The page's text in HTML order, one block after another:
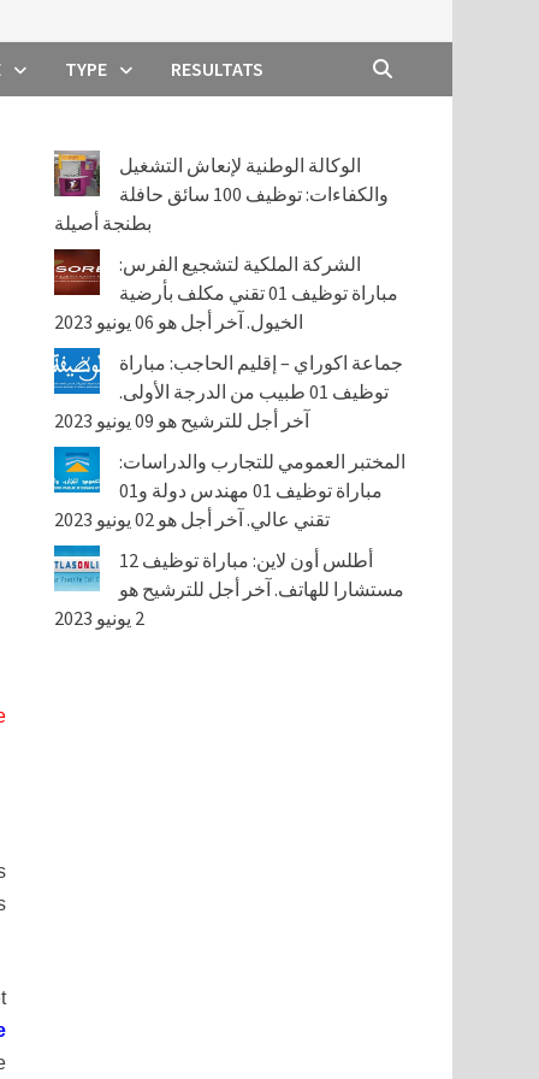
TYPE RESULTATS
الوكالة الوطنية لإنعاش التشغيل
والكفاءات: توظيف 100 سائق حافلة
بطنجة أصيلة
الشركة الملكية لتشجيع الفرس:
مباراة توظيف 01 تقني مكلف بأرضية
الخيول. آخر أجل هو 06 يونيو 2023
جماعة اكوراي – إقليم الحاجب: مباراة
توظيف 01 طبيب من الدرجة الأولى.
آخر أجل للترشيح هو 09 يونيو 2023
المختبر العمومي للتجارب والدراسات:
مباراة توظيف 01 مهندس دولة و01
تقني عالي. آخر أجل هو 02 يونيو 2023
أطلس أون لاين: مباراة توظيف 12
مستشارا للهاتف. آخر أجل للترشيح هو
2 يونيو 2023